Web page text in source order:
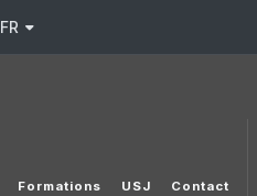
FR
Formations USJ Contact